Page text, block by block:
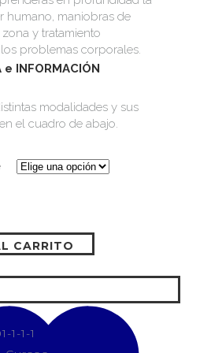
humano, maniobras de
y tratamiento
problemas corporales.
e INFORMACIÓN
modalidades y sus
el cuadro de abajo.
CARRITO
1-1-1